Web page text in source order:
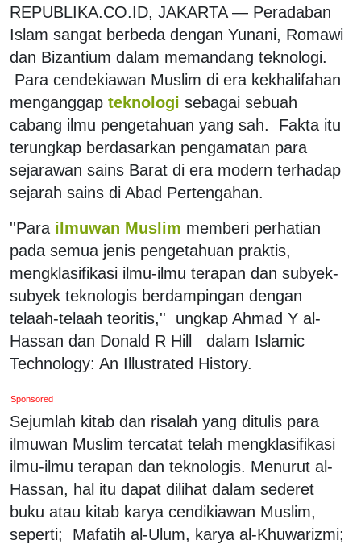
REPUBLIKA.CO.ID, JAKARTA — Peradaban
Islam sangat berbeda dengan Yunani, Romawi
dan Bizantium dalam memandang teknologi.
Para cendekiawan Muslim di era kekhalifahan
menganggap teknologi sebagai sebuah
cabang ilmu pengetahuan yang sah. Fakta itu
terungkap berdasarkan pengamatan para
sejarawan sains Barat di era modern terhadap
sejarah sains di Abad Pertengahan.
''Para ilmuwan Muslim memberi perhatian
pada semua jenis pengetahuan praktis,
mengklasifikasi ilmu-ilmu terapan dan subyek-
subyek teknologis berdampingan dengan
telaah-telaah teoritis,'' ungkap Ahmad Y al-
Hassan dan Donald R Hill dalam Islamic
Technology: An Illustrated History.
Sponsored
Sejumlah kitab dan risalah yang ditulis para
ilmuwan Muslim tercatat telah mengklasifikasi
ilmu-ilmu terapan dan teknologis. Menurut al-
Hassan, hal itu dapat dilihat dalam sederet
buku atau kitab karya cendikiawan Muslim,
seperti; Mafatih al-Ulum, karya al-Khuwarizmi;